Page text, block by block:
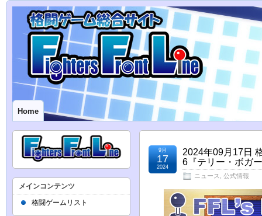
Home
2024年09月17日
6『テリー・ボガ
ニュース 公式情報
9月
17
2024
メインコンテンツ
格闘ゲームリスト